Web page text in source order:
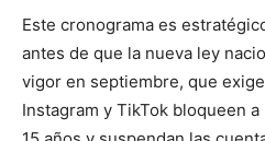
Este cronograma es
antes de que la nueva ley
vigor en septiembre, que
Instagram y TikTok bloqueen